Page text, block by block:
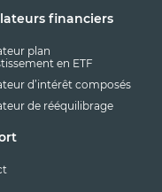
financiers
plan
en ETF
d’intérêt composés
de rééquilibrage